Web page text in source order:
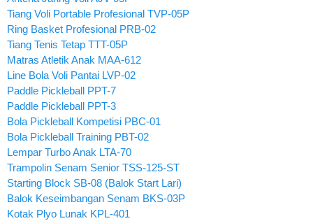
Tiang Voli Portable Profesional TVP-05P
Ring Basket Profesional PRB-02
Tiang Tenis Tetap TTT-05P
Matras Atletik Anak MAA-612
Line Bola Voli Pantai LVP-02
Paddle Pickleball PPT-7
Paddle Pickleball PPT-3
Bola Pickleball Kompetisi PBC-01
Bola Pickleball Training PBT-02
Lempar Turbo Anak LTA-70
Trampolin Senam Senior TSS-125-ST
Starting Block SB-08 (Balok Start Lari)
Balok Keseimbangan Senam BKS-03P
Kotak Plyo Lunak KPL-401